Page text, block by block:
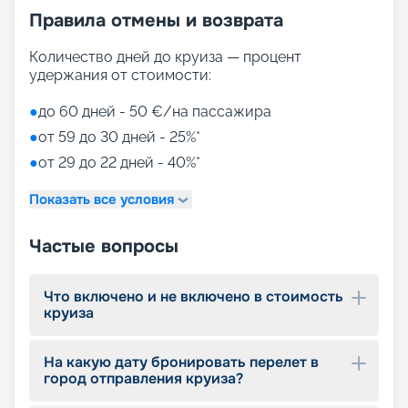
м2, открытые кормовые террасы позволяют с
удобством наслаждаться морскими видами.
тематические зоны с особым интерьером –
семейные, детские, молодежные и другие.
бассейны, магазины, бары, променады и другие
места отдыха, не уступающие по разнообразию
городским улицам. Особенно популярны:
• аквапарк с технологией виртуальной
реальности;
• сухая спиральная горка Venom Drop для спуска
• 90-метровая прогулочная зона на открытой
накрытый светодиодным куполом;
• Duti-free shopping;
процедур на площади 1000 м2;
• тренажерный зал с оборудованием Technogym;
• игровые зоны от LEGO;
Правила отмены и возврата
Количество дней до круиза — процент
удержания от стоимости:
●до 60 дней - 50 €/на пассажира
●от 59 до 30 дней - 25%*
●от 29 до 22 дней - 40%*
Показать все условия
Частые вопросы
Что включено и не включено в стоимость
круиза
На какую дату бронировать перелет в
город отправления круиза?